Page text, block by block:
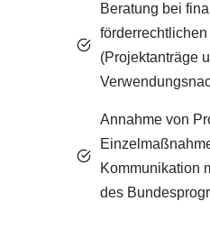
Beratung bei
(Projektanträge
Annahme von
Kommunikation
des